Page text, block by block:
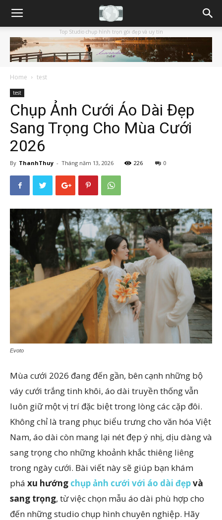
Top Studio chụp hình trọn gói đẹp và uy tín
Home test
test
Chụp Ảnh Cưới Áo Dài Đẹp
Sang Trọng Cho Mùa Cưới
2026
By ThanhThuy - Tháng năm 13, 2026 226 0
Evoto
Mùa cưới 2026 đang đến gần, bên cạnh những bộ
váy cưới trắng tinh khôi, áo dài truyền thống vẫn
luôn giữ một vị trí đặc biệt trong lòng các cặp đôi.
Không chỉ là trang phục biểu trưng cho văn hóa Việt
Nam, áo dài còn mang lại nét đẹp ý nhị, dịu dàng và
sang trọng cho những khoảnh khắc thiêng liêng
trong ngày cưới. Bài viết này sẽ giúp bạn khám
phá xu hướng chụp ảnh cưới với áo dài đẹpvà
sang trọng, từ việc chọn mẫu áo dài phù hợp cho
đến những studio chụp hình chuyên nghiệp. Hãy